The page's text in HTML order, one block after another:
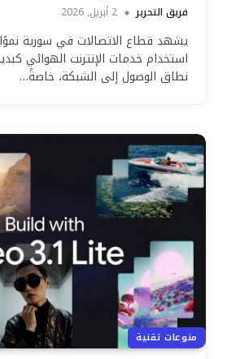
فريق التحرير 2 أبريل, 2026
يشهد قطاع الاتصالات في سورية
استخدام خدمات الإنترنت الهوائي
نطاق الوصول إلى الشبكة، خاصةً…
منوعات تقنية